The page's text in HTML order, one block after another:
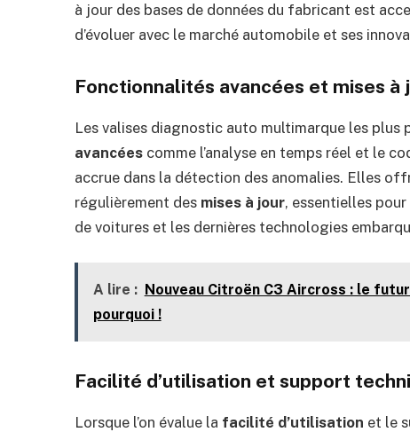
à jour des bases de données du fabricant est
d’évoluer avec le marché automobile et ses
Fonctionnalités avancées et mises à
Les valises diagnostic auto multimarque les
avancées comme l’analyse en temps réel et le
accrue dans la détection des anomalies. Elles
régulièrement des mises à jour, essentielles
de voitures et les dernières technologies
A lire : Nouveau Citroën C3 Aircross : le
pourquoi !
Facilité d’utilisation et support
Lorsque l’on évalue la facilité d’utilisation et le